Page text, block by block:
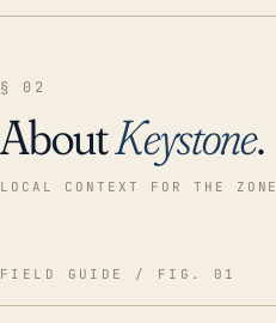
§ 02
AboutKeystone.
LOCAL CONTEXT FOR THE ZONE
FIELD GUIDE / FIG. 01